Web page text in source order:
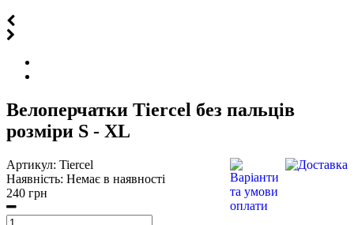
Велоперчатки Tiercel без пальців
розміри S - XL
Артикул: Tiercel
Наявність: Немає в наявності
240 грн